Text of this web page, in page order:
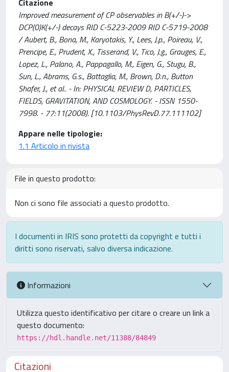
Citazione
Improved measurement of CP observables in B(+/-)->
DCP(0)K(+/-) decays RID C-5223-2009 RID C-5719-2008
/ Aubert, B., Bona, M., Karyotakis, Y., Lees, J.p., Poireau, V.,
Prencipe, E., Prudent, X., Tisserand, V., Tico, J.g., Grauges, E.,
Lopez, L., Palano, A., Pappagallo, M., Eigen, G., Stugu, B.,
Sun, L., Abrams, G.s., Battaglia, M., Brown, D.n., Button
Shafer, J., et al.. - In: PHYSICAL REVIEW D, PARTICLES,
FIELDS, GRAVITATION, AND COSMOLOGY. - ISSN 1550-
7998. - 77:11(2008). [10.1103/PhysRevD.77.111102]
Appare nelle tipologie:
1.1 Articolo in rivista
File in questo prodotto:
Non ci sono file associati a questo prodotto.
I documenti in IRIS sono protetti da copyright e tutti i
diritti sono riservati, salvo diversa indicazione.
Informazioni
Utilizza questo identificativo per citare o creare un link a
questo documento:
https://hdl.handle.net/11388/84849
Citazioni